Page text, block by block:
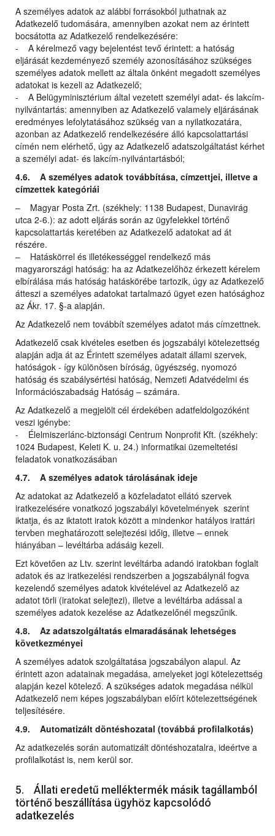
A személyes adatok az alábbi forrásokból juthatnak az
Adatkezelő tudomására, amennyiben azokat nem az érintett
bocsátotta az Adatkezelő rendelkezésére:
- A kérelmező vagy bejelentést tevő érintett: a hatóság
eljárását kezdeményező személy azonosításához szükséges
személyes adatok mellett az általa önként megadott személyes
adatokat is kezeli az Adatkezelő;
- A Belügyminisztérium által vezetett személyi adat- és lakcím-
nyilvántartás: amennyiben az Adatkezelő valamely eljárásának
eredményes lefolytatásához szükség van a nyilatkozatára,
azonban az Adatkezelő rendelkezésére álló kapcsolattartási
címén nem elérhető, úgy az Adatkezelő adatszolgáltatást kérhet
a személyi adat- és lakcím-nyilvántartásból;
4.6. A személyes adatok továbbítása, címzettjei, illetve a
címzettek kategóriái
– Magyar Posta Zrt. (székhely: 1138 Budapest, Dunavirág
utca 2-6.): az adott eljárás során az ügyfelekkel történő
kapcsolattartás keretében az Adatkezelő adatokat ad át
részére.
– Hatáskörrel és illetékességgel rendelkező más
magyarországi hatóság: ha az Adatkezelőhöz érkezett kérelem
elbírálása más hatóság hatáskörébe tartozik, úgy az Adatkezelő
átteszi a személyes adatokat tartalmazó ügyet ezen hatósághoz
az Ákr. 17. §-a alapján.
Az Adatkezelő nem továbbít személyes adatot más címzettnek.
Adatkezelő csak kivételes esetben és jogszabályi kötelezettség
alapján adja át az Érintett személyes adatait állami szervek,
hatóságok - így különösen bíróság, ügyészség, nyomozó
hatóság és szabálysértési hatóság, Nemzeti Adatvédelmi és
Információszabadság Hatóság – számára.
Az Adatkezelő a megjelölt cél érdekében adatfeldolgozóként
veszi igénybe:
- Élelmiszerlánc-biztonsági Centrum Nonprofit Kft. (székhely:
1024 Budapest, Keleti K. u. 24.) informatikai üzemeltetési
feladatok vonatkozásában
4.7. A személyes adatok tárolásának ideje
Az adatokat az Adatkezelő a közfeladatot ellátó szervek
iratkezelésére vonatkozó jogszabályi követelmények szerint
iktatja, és az iktatott iratok között a mindenkor hatályos irattári
tervben meghatározott selejtezési időig, illetve – ennek
hiányában – levéltárba adásáig kezeli.
Ezt követően az Ltv. szerint levéltárba adandó iratokban foglalt
adatok és az iratkezelési rendszerben a jogszabálynál fogva
kezelendő személyes adatok kivételével az Adatkezelő az
adatot törli (iratokat selejtezi), illetve a levéltárba adással a
személyes adatok kezelése az Adatkezelőnél megszűnik.
4.8. Az adatszolgáltatás elmaradásának lehetséges
következményei
A személyes adatok szolgáltatása jogszabályon alapul. Az
érintett azon adatainak megadása, amelyeket jogi kötelezettség
alapján kezel kötelező. A szükséges adatok megadása nélkül
Adatkezelő nem képes jogszabályban előírt kötelezettségének
teljesítésére.
4.9. Automatizált döntéshozatal (továbbá profilalkotás)
Az adatkezelés során automatizált döntéshozatalra, ideértve a
profilalkotást is, nem kerül sor.
5. Állati eredetű melléktermék másik tagállamból
történő beszállítása ügyhöz kapcsolódó
adatkezelés